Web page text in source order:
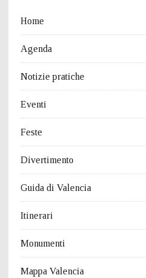
Home
Agenda
Notizie pratiche
Eventi
Feste
Divertimento
Guida di Valencia
Itinerari
Monumenti
Mappa Valencia